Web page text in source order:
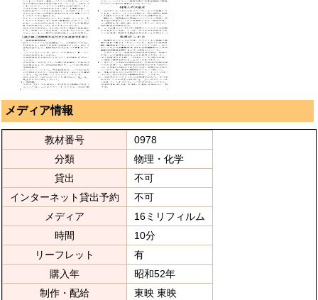
メディア情報
教材番号
0978
分類
物理・化学
貸出
不可
インターネット貸出予約
不可
メディア
16ミリフィルム
時間
10分
リーフレット
有
購入年
昭和52年
制作・配給
東映 東映